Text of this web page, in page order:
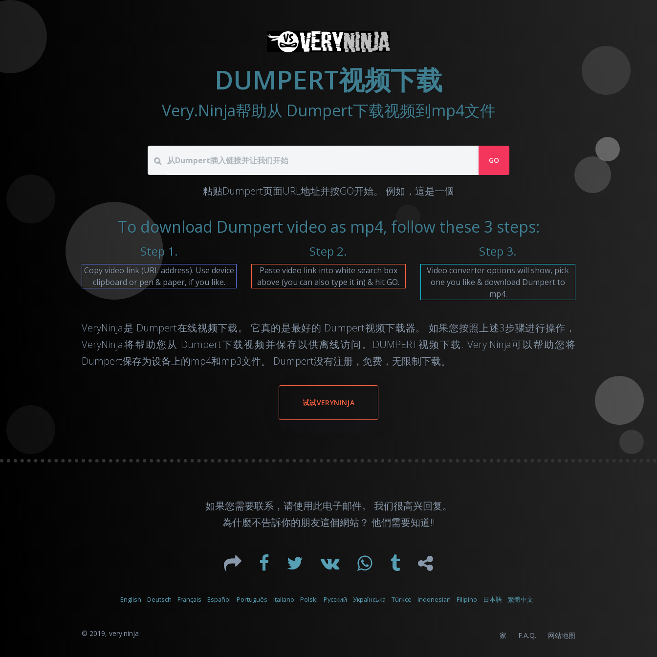
DUMPERT视频下载
Very.Ninja帮助从 Dumpert下载视频到mp4文件
GO
粘贴Dumpert页面URL地址并按GO开始。 例如，這是一個
To download Dumpert video as mp4, follow these 3 steps:
Step 1.
Copy video link (URL address). Use device
clipboard or pen & paper, if you like.
Step 2.
Paste video link into white search box
above (you can also type it in) & hit GO.
Step 3.
Video converter options will show, pick
one you like & download Dumpert to
mp4.
VeryNinja是 Dumpert在线视频下载。 它真的是最好的 Dumpert视频下载器。 如果您按照上述3步骤进行操作，
VeryNinja将帮助您从 Dumpert下载视频并保存以供离线访问。DUMPERT视频下载. Very.Ninja可以帮助您将
Dumpert保存为设备上的mp4和mp3文件。 Dumpert没有注册，免费，无限制下载。
试试VERYNINJA
如果您需要联系，请使用此电子邮件。 我们很高兴回复。
為什麼不告訴你的朋友這個網站？ 他們需要知道!!
English Deutsch Français Español Português Italiano Polski Русский Українська Türkçe Indonesian Filipino 日本語 繁體中文
© 2019, very.ninja 家 F.A.Q. 网站地图